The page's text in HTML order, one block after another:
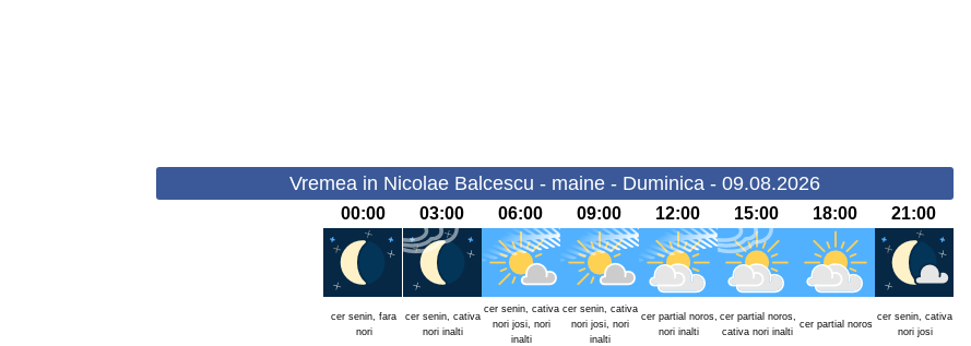
Vremea in Nicolae Balcescu - maine - Duminica - 09.08.2026
00:00 03:00 06:00 09:00 12:00 15:00 18:00 21:00
cer senin, fara
nori
cer senin, cativa
nori inalti
cer senin, cativa
nori josi, nori
inalti
cer senin, cativa
nori josi, nori
inalti
cer partial noros,
nori inalti
cer partial noros,
cativa nori inalti
cer partial noros
cer senin, cativa
nori josi